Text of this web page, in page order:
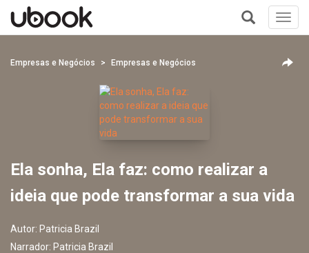
+
Empresas e Negócios Empresas e Negócios
Ela sonha, Ela faz: como realizar a
ideia que pode transformar a sua vida
Autor: Patricia Brazil
Narrador: Patricia Brazil